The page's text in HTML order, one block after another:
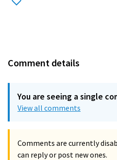
Comment details
You are seeing a single
View all comments
Comments are currently
can reply or post new ones.